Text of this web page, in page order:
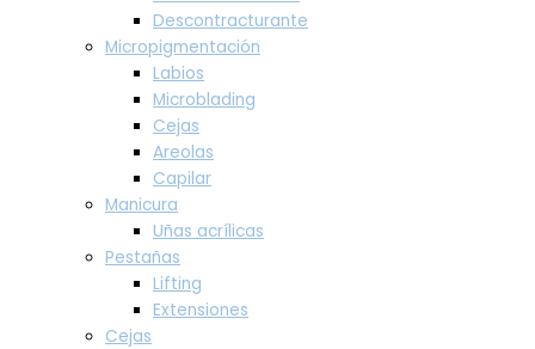
Descontracturante
Micropigmentación
Labios
Microblading
Cejas
Areolas
Capilar
Manicura
Uñas acrílicas
Pestañas
Lifting
Extensiones
Cejas